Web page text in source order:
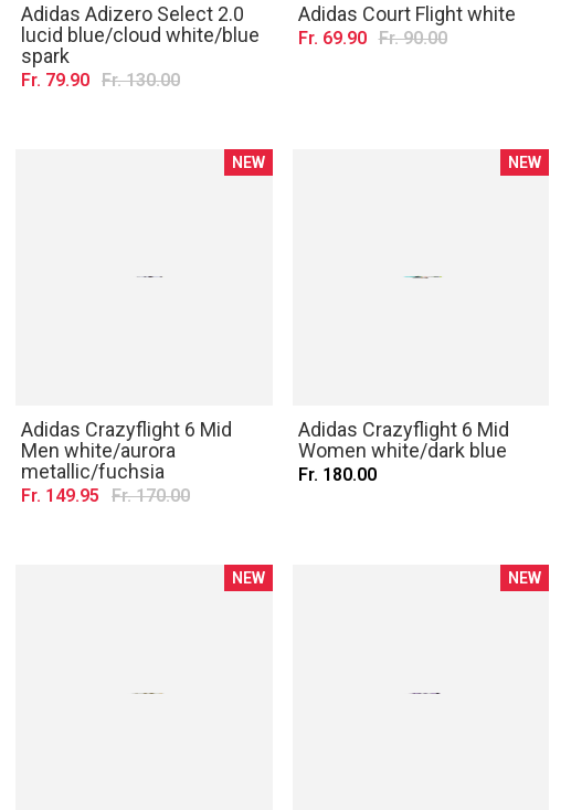
Adidas Adizero Select 2.0
lucid blue/cloud white/blue
spark
Fr. 79.90 Fr. 130.00
Adidas Court Flight white
Fr. 69.90 Fr. 90.00
NEW
Adidas Crazyflight 6 Mid
Men white/aurora
metallic/fuchsia
Fr. 149.95 Fr. 170.00
NEW
Adidas Crazyflight 6 Mid
Women white/dark blue
Fr. 180.00
NEW NEW